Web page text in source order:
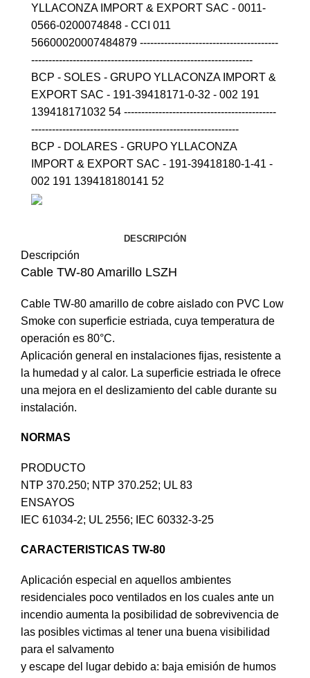
YLLACONZA IMPORT & EXPORT SAC - 0011-
0566-0200074848 - CCI 011
56600020007484879 ----------------------------------------
----------------------------------------------------------------
BCP - SOLES - GRUPO YLLACONZA IMPORT &
EXPORT SAC - 191-39418171-0-32 - 002 191
139418171032 54 --------------------------------------------
------------------------------------------------------------
BCP - DOLARES - GRUPO YLLACONZA
IMPORT & EXPORT SAC - 191-39418180-1-41 -
002 191 139418180141 52
DESCRIPCIÓN
Descripción
Cable TW-80 Amarillo LSZH
Cable TW-80 amarillo de cobre aislado con PVC Low
Smoke con superficie estriada, cuya temperatura de
operación es 80°C.
Aplicación general en instalaciones fijas, resistente a
la humedad y al calor. La superficie estriada le ofrece
una mejora en el deslizamiento del cable durante su
instalación.
NORMAS
PRODUCTO
NTP 370.250; NTP 370.252; UL 83
ENSAYOS
IEC 61034-2; UL 2556; IEC 60332-3-25
CARACTERISTICAS TW-80
Aplicación especial en aquellos ambientes
residenciales poco ventilados en los cuales ante un
incendio aumenta la posibilidad de sobrevivencia de
las posibles victimas al tener una buena visibilidad
para el salvamento
y escape del lugar debido a: baja emisión de humos